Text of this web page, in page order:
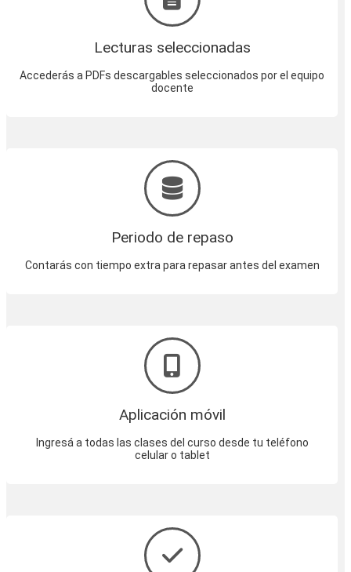
Lecturas seleccionadas
Accederás a PDFs descargables seleccionados por el equipo
docente
Periodo de repaso
Contarás con tiempo extra para repasar antes del examen
Aplicación móvil
Ingresá a todas las clases del curso desde tu teléfono
celular o tablet